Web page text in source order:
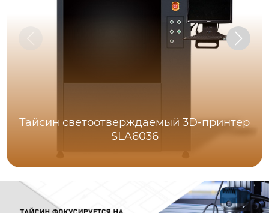
Тайсин светоотверждаемый 3D-принтер
SLA6036